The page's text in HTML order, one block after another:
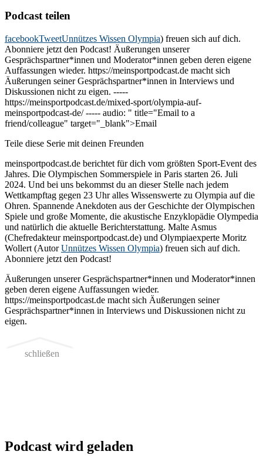
Podcast teilen
facebookTweetUnnützes Wissen Olympia) freuen sich auf dich.
Abonniere jetzt den Podcast! Äußerungen unserer
Gesprächspartner*innen und Moderator*innen geben deren eigene
Auffassungen wieder. https://meinsportpodcast.de macht sich
Äußerungen seiner Gesprächspartner*innen in Interviews und
Diskussionen nicht zu eigen. -----
https://meinsportpodcast.de/mixed-sport/olympia-auf-
meinsportpodcast-de/ ----- audio: " title="Email to a
friend/colleague" target="_blank">Email
Teile diese Serie mit deinen Freunden
meinsportpodcast.de berichtet für dich vom größten Sport-Event des
Jahres. Die Olympischen Sommerspiele in Paris starten 26. Juli
2024. Und bei uns bekommst du an dieser Stelle nach jedem
Wettkampftag gegen 23 Uhr alles Wissenswerte zu Olympia auf die
Ohren. Spannende Anekdoten aus der Geschichte der Olympischen
Spiele und große Momente, die akustische Enzyklopädie Olympedia
und natürlich die aktuelle Berichterstattung. Malte Asmus
(Chefredakteur meinsportpodcast.de) und Olympiaexperte Moritz
Wollert (AutorUnnützes Wissen Olympia) freuen sich auf dich.
Abonniere jetzt den Podcast!
Äußerungen unserer Gesprächspartner*innen und Moderator*innen
geben deren eigene Auffassungen wieder.
https://meinsportpodcast.de macht sich Äußerungen seiner
Gesprächspartner*innen in Interviews und Diskussionen nicht zu
eigen.
schließen
Podcast wird geladen